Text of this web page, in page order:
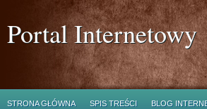
Portal Internetowy
STRONA GŁÓWNA SPIS TREŚCI BLOG